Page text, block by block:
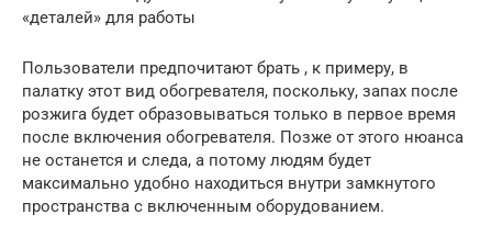
«деталей» для работы
Пользователи предпочитают брать , к примеру, в
палатку этот вид обогревателя, поскольку, запах после
розжига будет образовываться только в первое время
после включения обогревателя. Позже от этого нюанса
не останется и следа, а потому людям будет
максимально удобно находиться внутри замкнутого
пространства с включенным оборудованием.